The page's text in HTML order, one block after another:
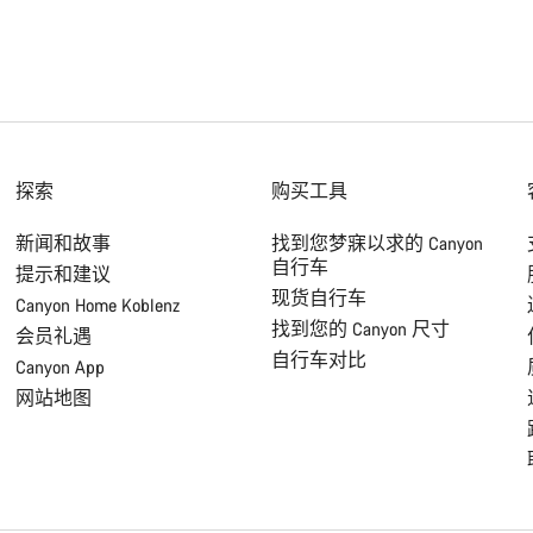
探索
新闻和故事
提示和建议
Canyon Home Koblenz
会员礼遇
Canyon App
网站地图
购买工具
找到您梦寐以求的 Canyon
自行车
现货自行车
找到您的 Canyon 尺寸
自行车对比